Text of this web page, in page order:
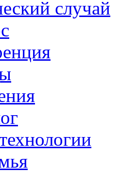
случай